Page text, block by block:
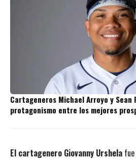
Cartageneros Michael Arroyo y Sean
protagonismo entre los mejores
El cartagenero Giovanny Urshela